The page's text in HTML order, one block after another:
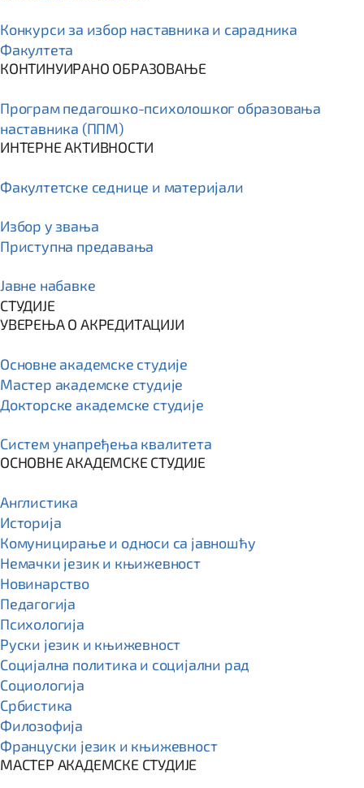
Конкурси за избор наставника и сарадника
Факултета
КОНТИНУИРАНО ОБРАЗОВАЊЕ
Програм пeдагошко-психолошког образовања
наставника (ППМ)
ИНТЕРНЕ АКТИВНОСТИ
Факултетске седнице и материјали
Избор у звања
Приступна предавања
Јавне набавке
СТУДИЈЕ
УВЕРЕЊА О АКРЕДИТАЦИЈИ
Основне академске студије
Мастер академске студије
Докторске академске студије
Систем унапређења квалитета
ОСНОВНЕ АКАДЕМСКЕ СТУДИЈЕ
Англистика
Историја
Комуницирање и односи са јавношћу
Немачки језик и књижевност
Новинарство
Педагогија
Психологија
Руски језик и књижевност
Социјална политика и социјални рад
Социологија
Србистика
Филозофија
Француски језик и књижевност
МАСТЕР АКАДЕМСКЕ СТУДИЈЕ